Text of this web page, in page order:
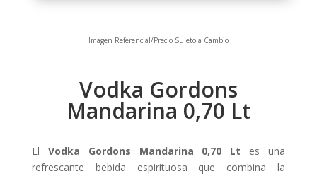
Imagen Referencial/Precio Sujeto a Cambio
Vodka Gordons
Mandarina 0,70 Lt
El Vodka Gordons Mandarina 0,70 Lt es una
refrescante bebida espirituosa que combina la